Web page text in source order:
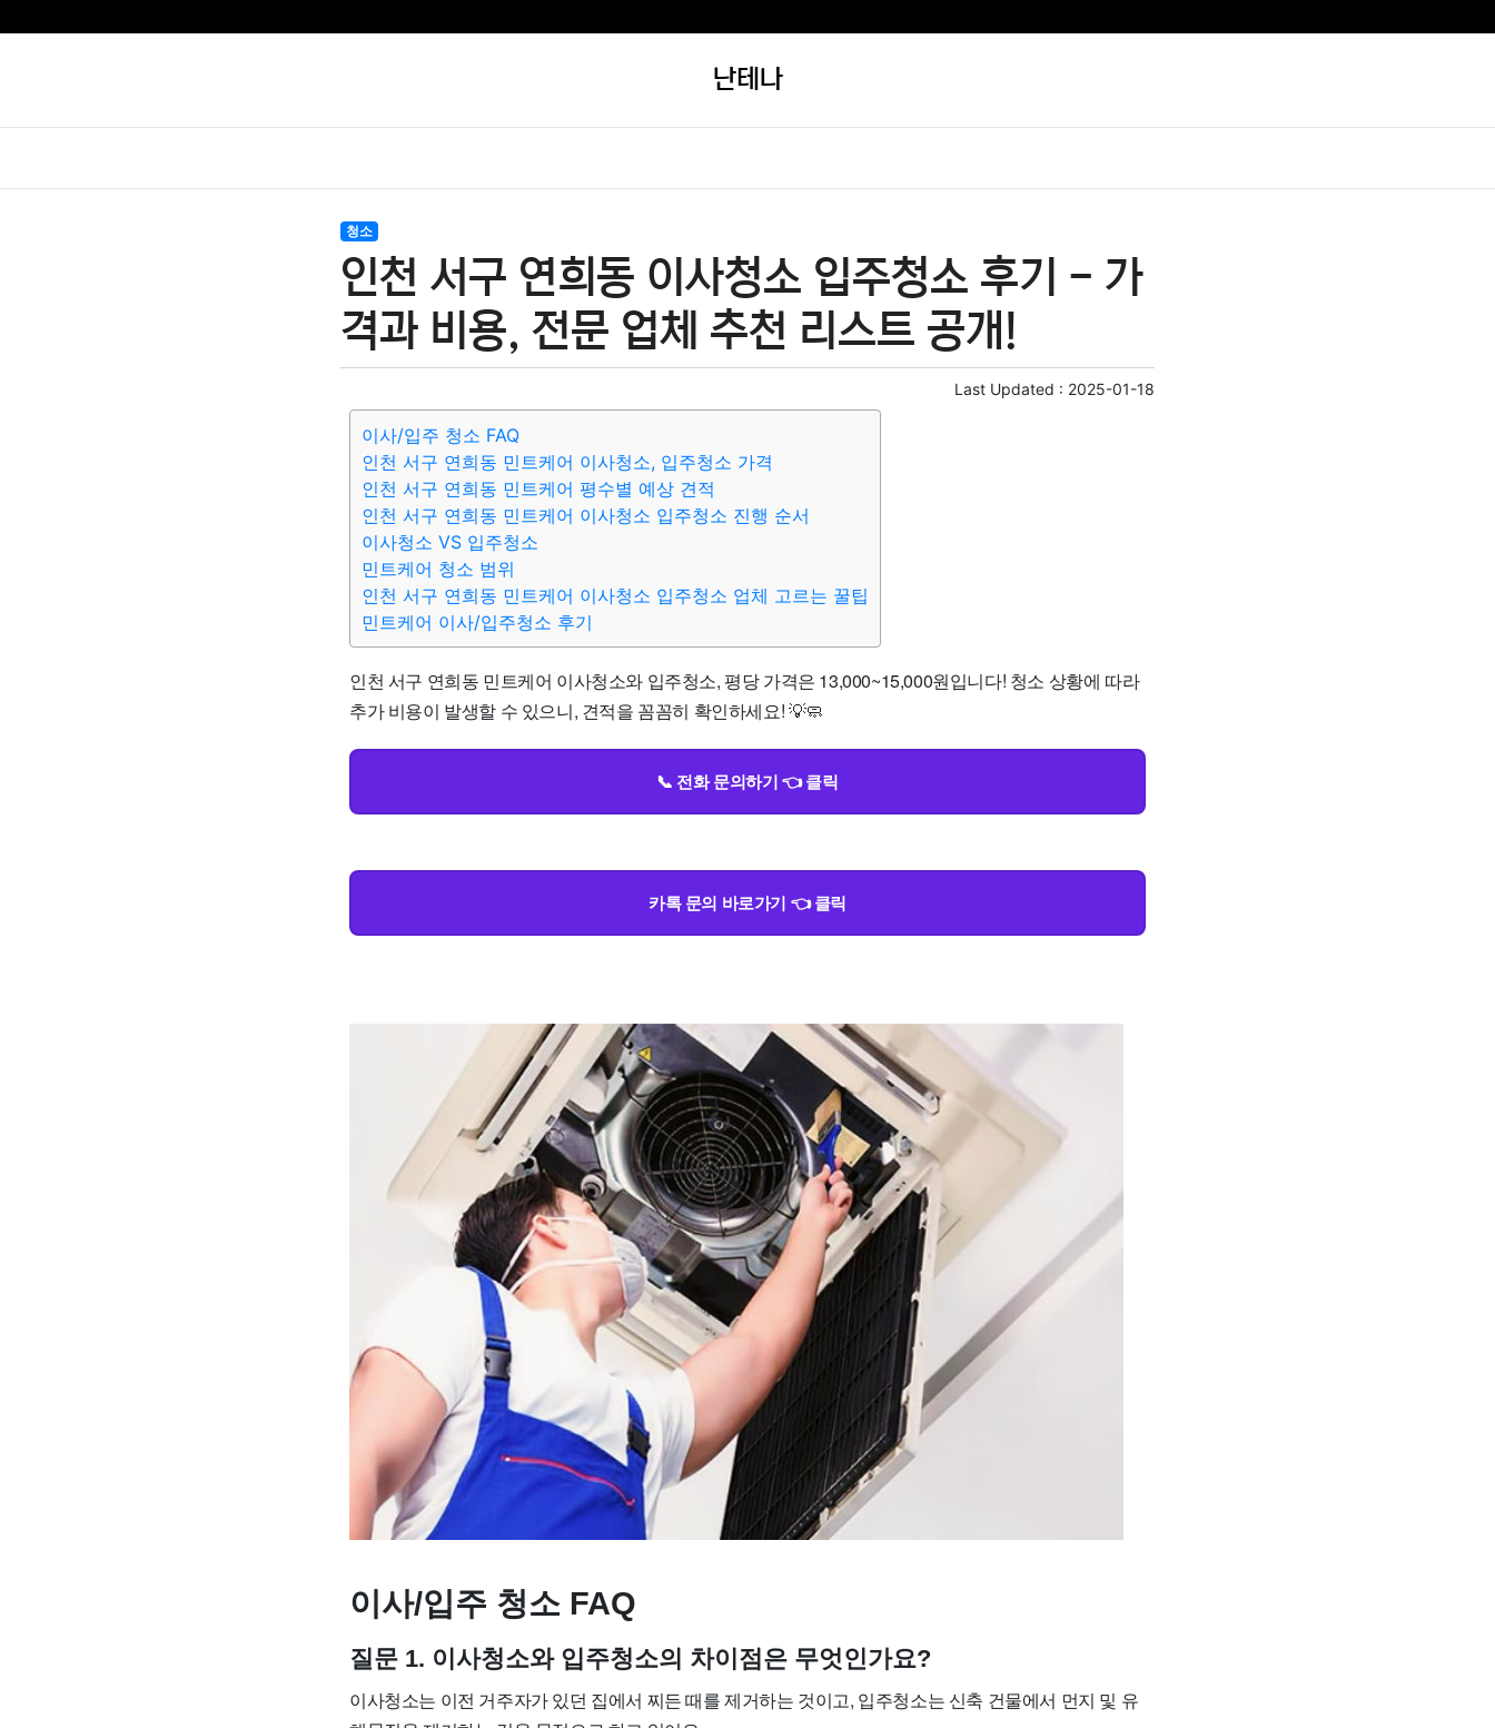
난테나
청소
인천 서구 연희동 이사청소 입주청소 후기 - 가
격과 비용, 전문 업체 추천 리스트 공개!
Last Updated : 2025-01-18
이사/입주 청소 FAQ
인천 서구 연희동 민트케어 이사청소, 입주청소 가격
인천 서구 연희동 민트케어 평수별 예상 견적
인천 서구 연희동 민트케어 이사청소 입주청소 진행 순서
이사청소 VS 입주청소
민트케어 청소 범위
인천 서구 연희동 민트케어 이사청소 입주청소 업체 고르는 꿀팁
민트케어 이사/입주청소 후기
인천 서구 연희동 민트케어 이사청소와 입주청소, 평당 가격은 13,000~15,000원입니다! 청소 상황에 따라
추가 비용이 발생할 수 있으니, 견적을 꼼꼼히 확인하세요! 💡🧼
📞 전화 문의하기 👈 클릭
카톡 문의 바로가기 👈 클릭
이사/입주 청소 FAQ
질문 1. 이사청소와 입주청소의 차이점은 무엇인가요?
이사청소는 이전 거주자가 있던 집에서 찌든 때를 제거하는 것이고, 입주청소는 신축 건물에서 먼지 및 유